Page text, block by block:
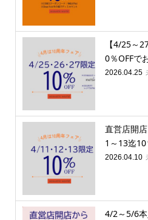
【4/25～
0％OFFで
2026.04.25
直営店開
1～13迄10
2026.04.10
4/2～5/6